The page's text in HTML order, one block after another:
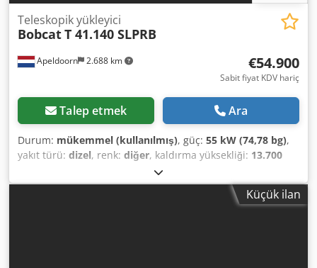
Apeldoorn 2.688 km
Teleskopik yükleyici
BobcatT 41.140 SLPRB
€54.900
Sabit fiyat KDV hariç
Talep etmek Ara
Durum: mükemmel (kullanılmış), güç: 55 kW (74,78 bg),
yakıt türü: dizel, renk: diğer, kaldırma yüksekliği: 13.700
, Üretim yılı:
1.210 h, Genel Bilgiler Üretim yılı: 2022 Teknik Bilgiler
Silindir sayısı: 4 Motor tipi: Bobcat D34 Boş ağırlık: 10.180
Küçük ilan